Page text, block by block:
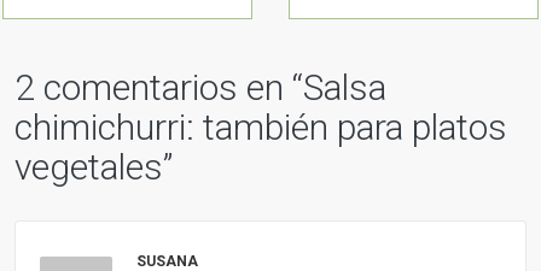
2 comentarios en “Salsa
chimichurri: también para platos
vegetales”
SUSANA